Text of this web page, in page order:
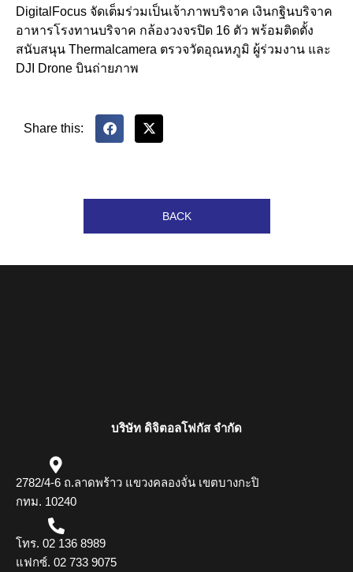
Digital​Focus จัด​เต็มร่วมเป็นเจ้าภาพ​บริจาค เงินกฐินบริจาค
อาหารโรงทานบริจาค กล้อง​วงจรปิด 16 ตัว พร้อมติดตั้ง​
สนับสนุน​ Thermal​camera​ ตรวจวัดอุณหภูมิ​ ผู้ร่วมงาน และ
DJI Drone บินถ่ายภาพ
Share this:
BACK
บริษัท ดิจิตอลโฟกัส จำกัด
2782/4-6 ถ.ลาดพร้าว แขวงคลองจั่น เขตบางกะปิ
กทม. 10240
โทร. 02 136 8989
แฟกซ์. 02 733 9075